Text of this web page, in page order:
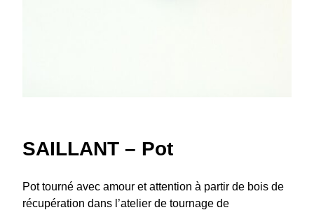
SAILLANT – Pot
Pot tourné avec amour et attention à partir de bois de
récupération dans l’atelier de tournage de